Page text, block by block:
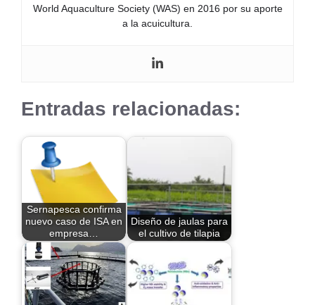
World Aquaculture Society (WAS) en 2016 por su aporte
a la acuicultura.
Entradas relacionadas:
Sernapesca confirma
nuevo caso de ISA en
empresa…
Diseño de jaulas para
el cultivo de tilapia